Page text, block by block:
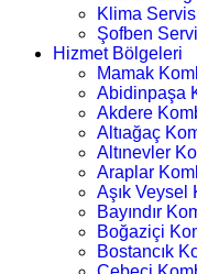
Klima
Şofben
Hizmet Bölgeleri
Mamak
Abidinpaşa
Akdere
Altıağaç
Altınevler
Araplar
Aşık Veysel
Bayındır
Boğaziçi
Bostancık